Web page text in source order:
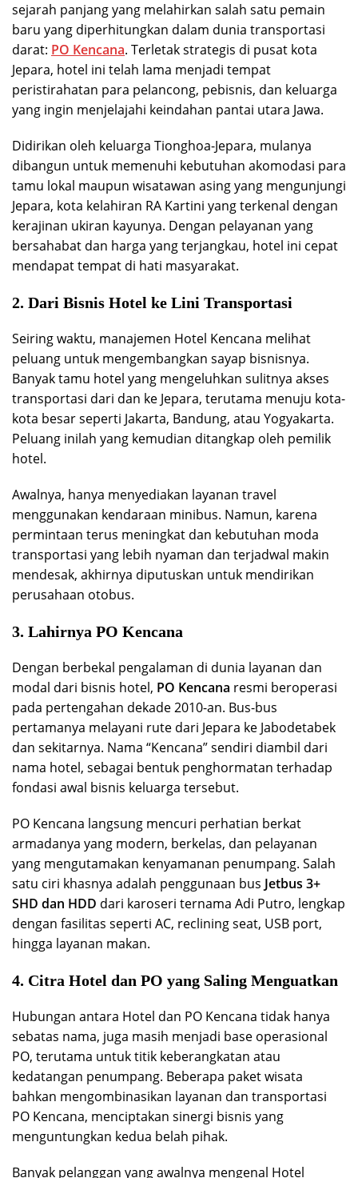
sejarah panjang yang melahirkan salah satu pemain
baru yang diperhitungkan dalam dunia transportasi
darat: PO Kencana. Terletak strategis di pusat kota
Jepara, hotel ini telah lama menjadi tempat
peristirahatan para pelancong, pebisnis, dan keluarga
yang ingin menjelajahi keindahan pantai utara Jawa.
Didirikan oleh keluarga Tionghoa-Jepara, mulanya
dibangun untuk memenuhi kebutuhan akomodasi para
tamu lokal maupun wisatawan asing yang mengunjungi
Jepara, kota kelahiran RA Kartini yang terkenal dengan
kerajinan ukiran kayunya. Dengan pelayanan yang
bersahabat dan harga yang terjangkau, hotel ini cepat
mendapat tempat di hati masyarakat.
2. Dari Bisnis Hotel ke Lini Transportasi
Seiring waktu, manajemen Hotel Kencana melihat
peluang untuk mengembangkan sayap bisnisnya.
Banyak tamu hotel yang mengeluhkan sulitnya akses
transportasi dari dan ke Jepara, terutama menuju kota-
kota besar seperti Jakarta, Bandung, atau Yogyakarta.
Peluang inilah yang kemudian ditangkap oleh pemilik
hotel.
Awalnya, hanya menyediakan layanan travel
menggunakan kendaraan minibus. Namun, karena
permintaan terus meningkat dan kebutuhan moda
transportasi yang lebih nyaman dan terjadwal makin
mendesak, akhirnya diputuskan untuk mendirikan
perusahaan otobus.
3. Lahirnya PO Kencana
Dengan berbekal pengalaman di dunia layanan dan
modal dari bisnis hotel, PO Kencana resmi beroperasi
pada pertengahan dekade 2010-an. Bus-bus
pertamanya melayani rute dari Jepara ke Jabodetabek
dan sekitarnya. Nama “Kencana” sendiri diambil dari
nama hotel, sebagai bentuk penghormatan terhadap
fondasi awal bisnis keluarga tersebut.
PO Kencana langsung mencuri perhatian berkat
armadanya yang modern, berkelas, dan pelayanan
yang mengutamakan kenyamanan penumpang. Salah
satu ciri khasnya adalah penggunaan bus Jetbus 3+
SHD dan HDD dari karoseri ternama Adi Putro, lengkap
dengan fasilitas seperti AC, reclining seat, USB port,
hingga layanan makan.
4. Citra Hotel dan PO yang Saling Menguatkan
Hubungan antara Hotel dan PO Kencana tidak hanya
sebatas nama, juga masih menjadi base operasional
PO, terutama untuk titik keberangkatan atau
kedatangan penumpang. Beberapa paket wisata
bahkan mengombinasikan layanan dan transportasi
PO Kencana, menciptakan sinergi bisnis yang
menguntungkan kedua belah pihak.
Banyak pelanggan yang awalnya mengenal Hotel